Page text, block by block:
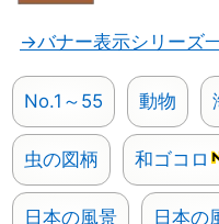
→バナー表示シリーズ
No.1～55 動物
虫の図柄 和ゴコロ
日本の風景 日本の